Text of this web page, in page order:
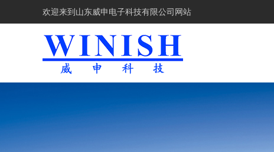
欢迎来到 山东威申电子科技有限公司网站